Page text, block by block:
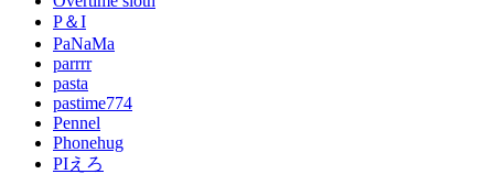
P＆I
PaNaMa
parrrr
pasta
pastime774
Pennel
Phonehug
PIえろ